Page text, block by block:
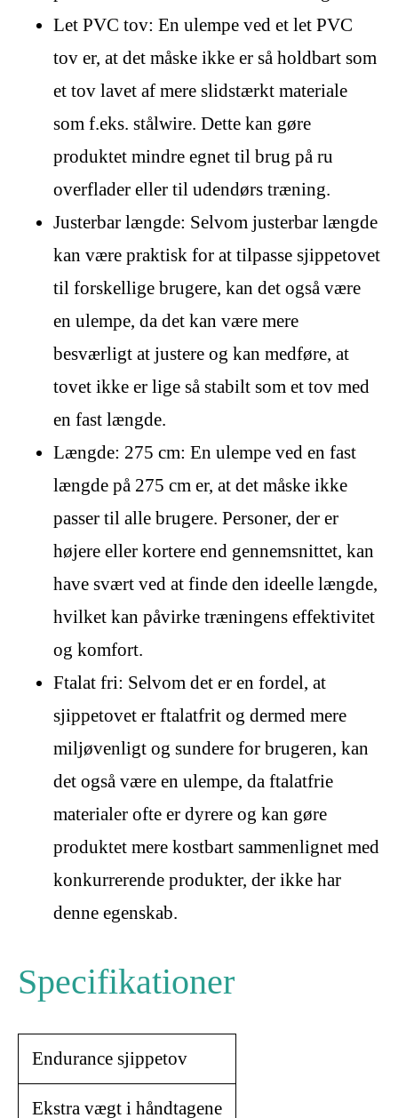
Let PVC tov: En ulempe ved et let PVC
tov er, at det måske ikke er så holdbart som
et tov lavet af mere slidstærkt materiale
som f.eks. stålwire. Dette kan gøre
produktet mindre egnet til brug på ru
overflader eller til udendørs træning.
Justerbar længde: Selvom justerbar længde
kan være praktisk for at tilpasse sjippetovet
til forskellige brugere, kan det også være
en ulempe, da det kan være mere
besværligt at justere og kan medføre, at
tovet ikke er lige så stabilt som et tov med
en fast længde.
Længde: 275 cm: En ulempe ved en fast
længde på 275 cm er, at det måske ikke
passer til alle brugere. Personer, der er
højere eller kortere end gennemsnittet, kan
have svært ved at finde den ideelle længde,
hvilket kan påvirke træningens effektivitet
og komfort.
Ftalat fri: Selvom det er en fordel, at
sjippetovet er ftalatfrit og dermed mere
miljøvenligt og sundere for brugeren, kan
det også være en ulempe, da ftalatfrie
materialer ofte er dyrere og kan gøre
produktet mere kostbart sammenlignet med
konkurrerende produkter, der ikke har
denne egenskab.
Specifikationer
Endurance sjippetov
Ekstra vægt i håndtagene